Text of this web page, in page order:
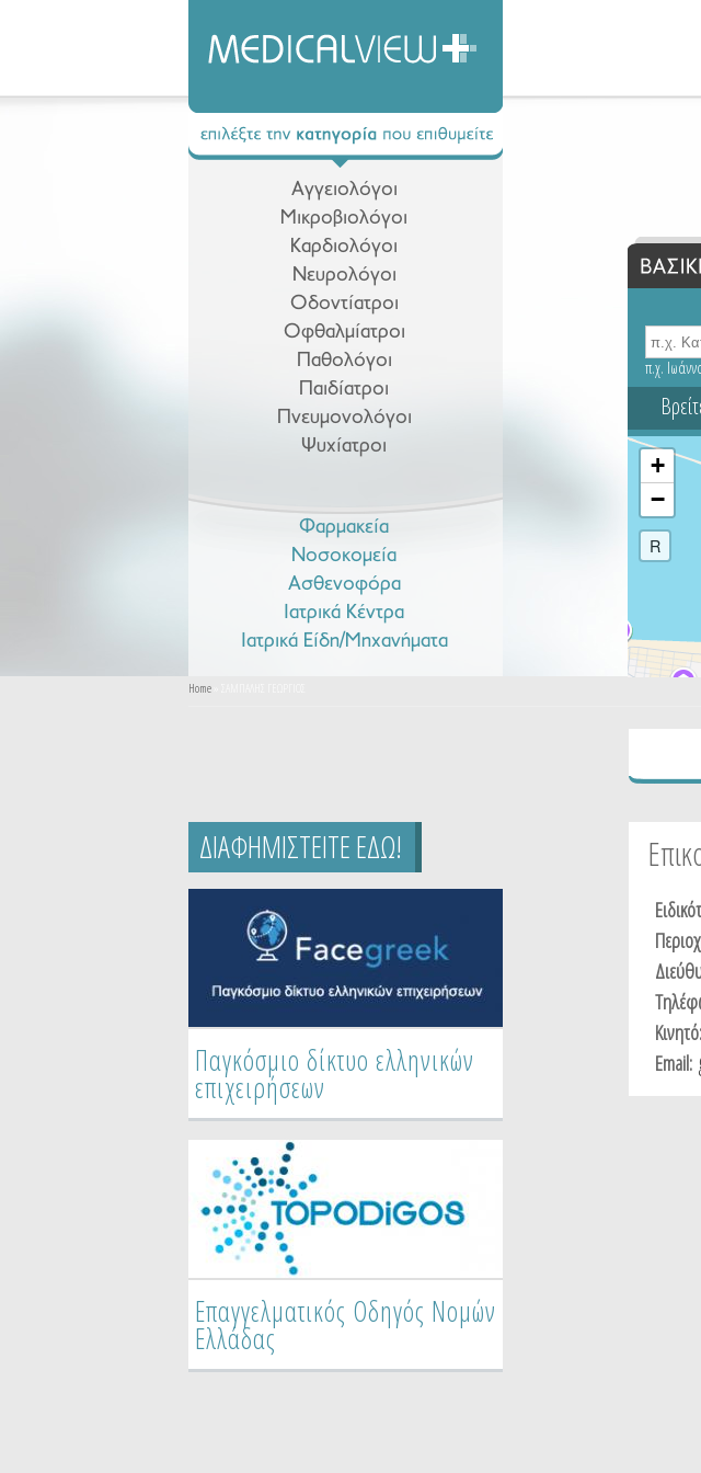
Αγγειολόγοι
Μικροβιολόγοι
Καρδιολόγοι
Νευρολόγοι
Οδοντίατροι
Οφθαλμίατροι
Παθολόγοι
Παιδίατροι
Πνευμονολόγοι
Ψυχίατροι
Φαρμακεία
Νοσοκομεία
Ασθενοφόρα
Ιατρικά Κέντρα
Ιατρικά Είδη/Μηχανήματα
π.χ.
+
−
R
You are here
Home
Tabs
Κινητό:
Email:
ΔΙΑΦΗΜΙΣΤΕΙΤΕ ΕΔΩ!
Παγκόσμιο δίκτυο ελληνικών
επιχειρήσεων
Επαγγελματικός Οδηγός Νομών
Ελλάδας
Επαγγελματικός Οδηγός
Ειδικοτήτων Ελλάδας
Τουριστικός Οδηγός Νομών &
Νησιών της Ελλάδας